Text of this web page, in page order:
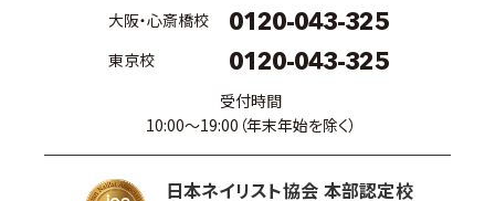
大阪・心斎橋校 0120-043-325
東京校 0120-043-325
受付時間
10:00〜19:00（年末年始を除く）
日本ネイリスト協会 本部認定校